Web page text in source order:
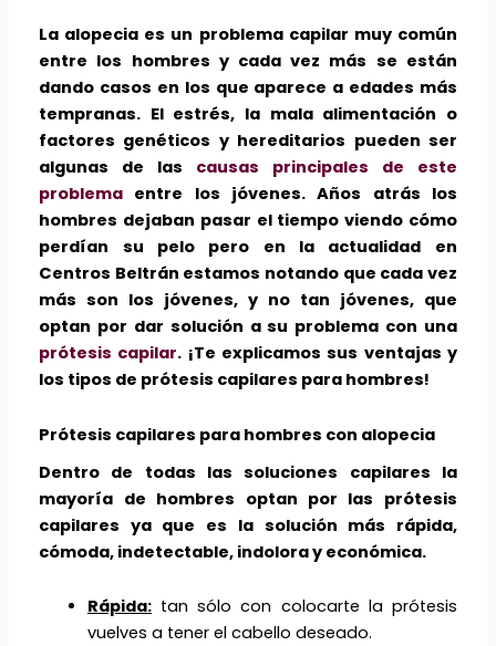
La alopecia es un problema capilar muy común
entre los hombres y cada vez más se están
dando casos en los que aparece a edades más
tempranas. El estrés, la mala alimentación o
factores genéticos y hereditarios pueden ser
algunas de las causas principales de este
problema entre los jóvenes. Años atrás los
hombres dejaban pasar el tiempo viendo cómo
perdían su pelo pero en la actualidad en
Centros Beltrán estamos notando que cada vez
más son los jóvenes, y no tan jóvenes, que
optan por dar solución a su problema con una
prótesis capilar. ¡Te explicamos sus ventajas y
los tipos de prótesis capilares para hombres!
Prótesis capilares para hombres con alopecia
Dentro de todas las soluciones capilares la
mayoría de hombres optan por las prótesis
capilares ya que es la solución más rápida,
cómoda, indetectable, indolora y económica.
Rápida:tan sólo con colocarte la prótesis
vuelves a tener el cabello deseado.